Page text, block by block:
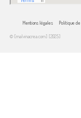
Mentions légales Politique
© [malvinacrea.com] [2025]